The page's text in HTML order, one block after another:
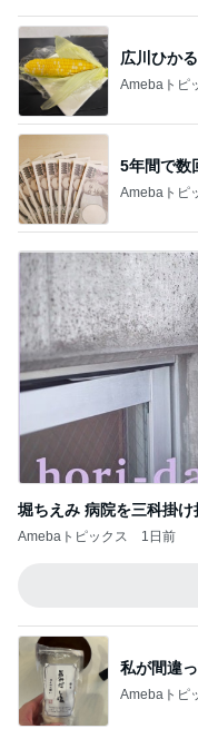
広川ひか
Amebaトピ
5年間で数
Amebaトピ
堀ちえみ 病院を三科掛け
Amebaトピックス 1日前
私が間違
Amebaトピ